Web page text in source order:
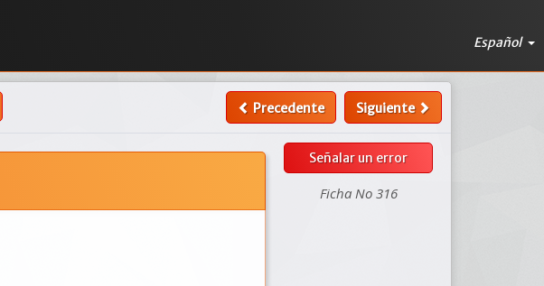
Español
Precedente Siguiente
Señalar un error
Ficha No 316